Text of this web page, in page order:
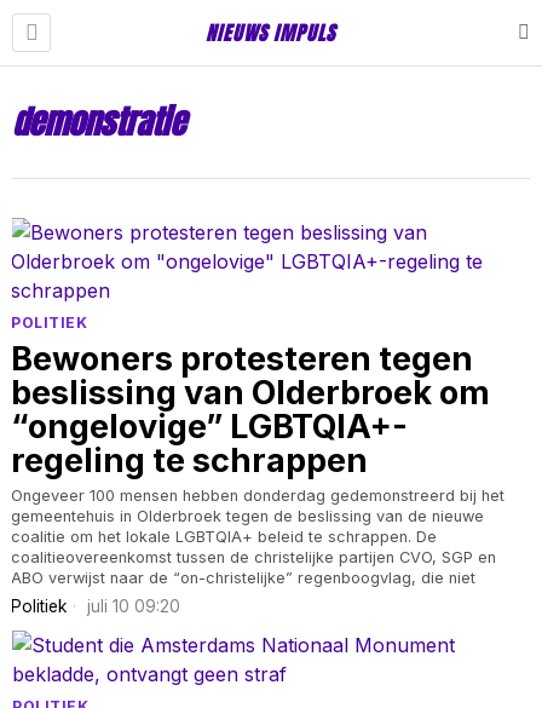
NIEUWS IMPULS
demonstratie
POLITIEK
Bewoners protesteren tegen
beslissing van Olderbroek om
“ongelovige” LGBTQIA+-
regeling te schrappen
Ongeveer 100 mensen hebben donderdag gedemonstreerd bij het
gemeentehuis in Olderbroek tegen de beslissing van de nieuwe
coalitie om het lokale LGBTQIA+ beleid te schrappen. De
coalitieovereenkomst tussen de christelijke partijen CVO, SGP en
ABO verwijst naar de “on-christelijke” regenboogvlag, die niet
Politiek juli 10 09:20